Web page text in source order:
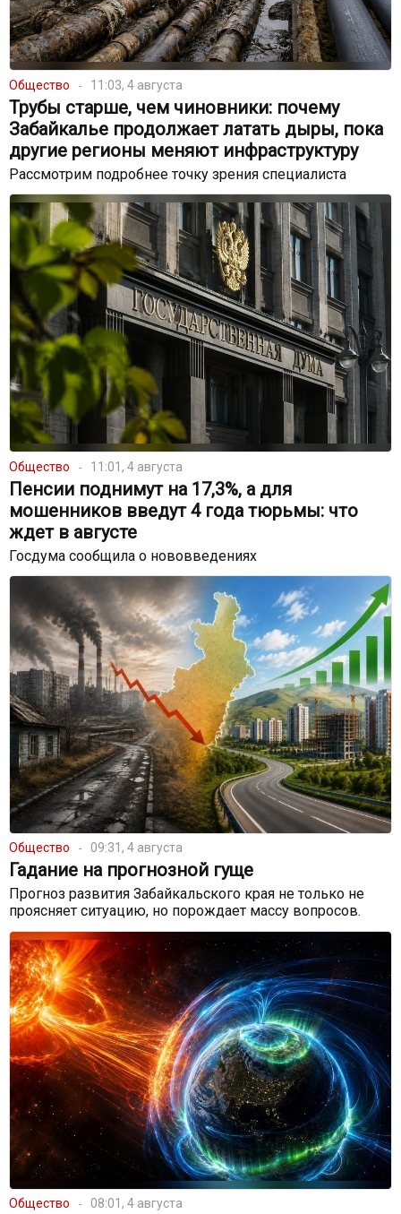
Общество 11:03, 4 августа
Трубы старше, чем чиновники: почему
Забайкалье продолжает латать дыры, пока
другие регионы меняют инфраструктуру
Рассмотрим подробнее точку зрения специалиста
Общество 11:01, 4 августа
Пенсии поднимут на 17,3%, а для
мошенников введут 4 года тюрьмы: что
ждет в августе
Госдума сообщила о нововведениях
Общество 09:31, 4 августа
Гадание на прогнозной гуще
Прогноз развития Забайкальского края не только не
проясняет ситуацию, но порождает массу вопросов.
Общество 08:01, 4 августа